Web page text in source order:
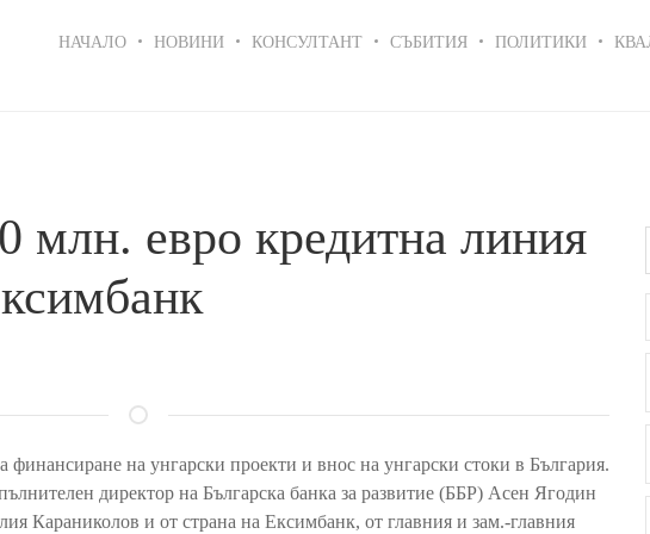
navigation
НАЧАЛО НОВИНИ КОНСУЛТАНТ СЪБИТИЯ ПОЛИТИКИ
млн. евро кредитна линия
финансиране на унгарски проекти и внос на унгарски стоки в България.
директор на Българска банка за развитие (ББР) Асен Ягодин
Караниколов и от страна на Ексимбанк, от главния и зам.-главния